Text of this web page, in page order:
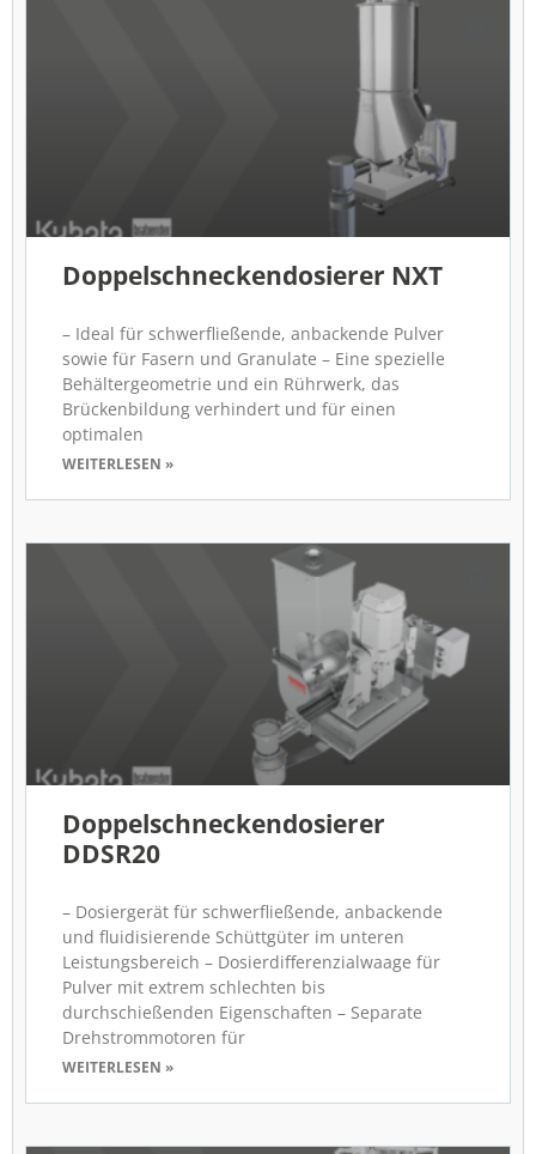
Doppelschneckendosierer NXT
– Ideal für schwerfließende, anbackende Pulver
sowie für Fasern und Granulate – Eine spezielle
Behältergeometrie und ein Rührwerk, das
Brückenbildung verhindert und für einen
optimalen
WEITERLESEN »
Doppelschneckendosierer
DDSR20
– Dosiergerät für schwerfließende, anbackende
und fluidisierende Schüttgüter im unteren
Leistungsbereich – Dosierdifferenzialwaage für
Pulver mit extrem schlechten bis
durchschießenden Eigenschaften – Separate
Drehstrommotoren für
WEITERLESEN »